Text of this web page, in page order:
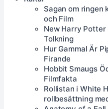
Sagan om ringen
och Film
New Harry Potter
Tolkning
Hur Gammal Är
Firande
Hobbit Smaugs
Filmfakta
Rollistan i White
rollbesättning